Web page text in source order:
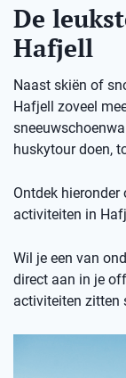
De
Hafjell
Naast skiën of
Hafjell zoveel
huskytour doen,
Ontdek
activiteiten in
Wil je een van
direct aan in je
activiteiten zitten